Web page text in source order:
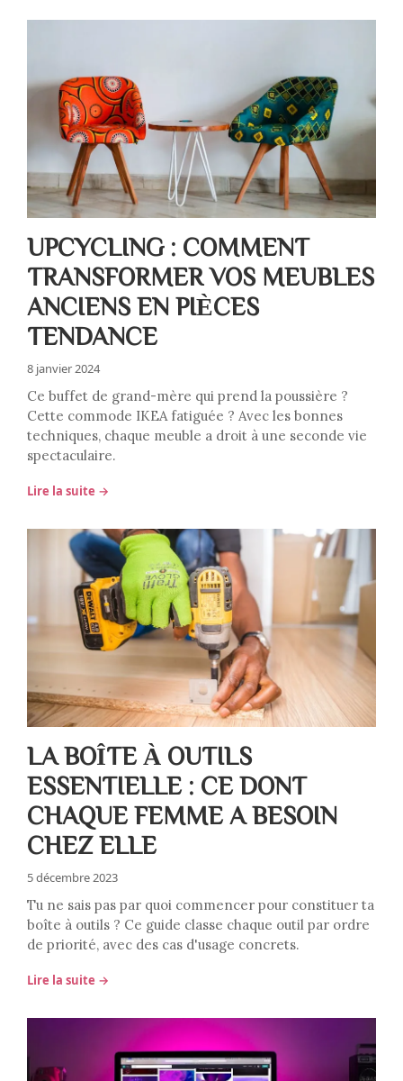
UPCYCLING : COMMENT
TRANSFORMER VOS MEUBLES
ANCIENS EN PIÈCES
TENDANCE
8 janvier 2024
Ce buffet de grand-mère qui prend la poussière ?
Cette commode IKEA fatiguée ? Avec les bonnes
techniques, chaque meuble a droit à une seconde vie
spectaculaire.
Lire la suite →
LA BOÎTE À OUTILS
ESSENTIELLE : CE DONT
CHAQUE FEMME A BESOIN
CHEZ ELLE
5 décembre 2023
Tu ne sais pas par quoi commencer pour constituer ta
boîte à outils ? Ce guide classe chaque outil par ordre
de priorité, avec des cas d'usage concrets.
Lire la suite →